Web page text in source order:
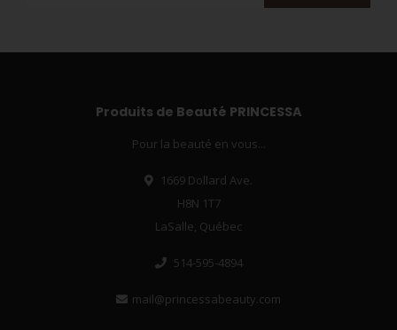
Produits de Beauté PRINCESSA
Pour la beauté en vous...
1669 Dollard Ave.
H8N 1T7
LaSalle, Québec
514-595-4894
mail@princessabeauty.com